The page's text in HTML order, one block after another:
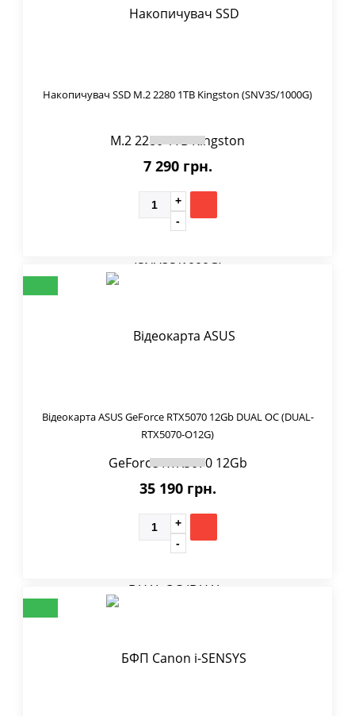
Накопичувач SSD M.2 2280 1TB Kingston (SNV3S/1000G)
7 290 грн.
Відеокарта ASUS GeForce RTX5070 12Gb DUAL OC (DUAL-
RTX5070-O12G)
35 190 грн.